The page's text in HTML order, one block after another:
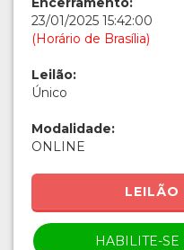
23/01/2025 15:42:00
(Horário de Brasília)
Leilão:
Único
Modalidade:
ONLINE
LEILÃO
HABILITE-SE